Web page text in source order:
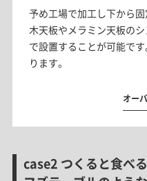
予め工場で​加工し下から​固
木天板や​メラミン天板の
で​設置することが​可能で
ります。​
オー
case2 つくると食べ